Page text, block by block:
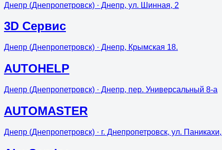
Днепр (Днепропетровск) · Днепр, ул. Шинная, 2
3D Сервис
Днепр (Днепропетровск) · Днепр, Крымская 18.
AUTOHELP
Днепр (Днепропетровск) · Днепр, пер. Универсальный 8-а
AUTOMASTER
Днепр (Днепропетровск) · г. Днепропетровск, ул.